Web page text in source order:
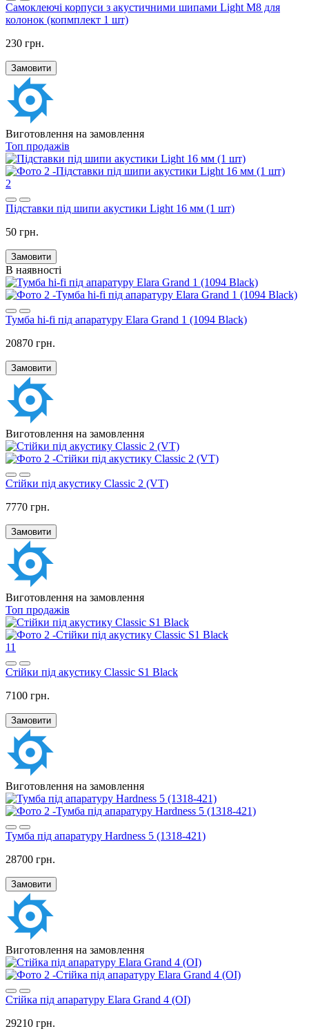
Самоклеючі корпуси з акустичними шипами Light M8 для
колонок (копмплект 1 шт)
230 грн.
Замовити
Виготовлення на замовлення
Топ продажів
2
Підставки під шипи акустики Light 16 мм (1 шт)
50 грн.
Замовити
В наявності
Тумба hi-fi під апаратуру Elara Grand 1 (1094 Black)
20870 грн.
Замовити
Виготовлення на замовлення
Стійки під акустику Classic 2 (VT)
7770 грн.
Замовити
Виготовлення на замовлення
Топ продажів
11
Стійки під акустику Classic S1 Black
7100 грн.
Замовити
Виготовлення на замовлення
Тумба під апаратуру Hardness 5 (1318-421)
28700 грн.
Замовити
Виготовлення на замовлення
Стійка під апаратуру Elara Grand 4 (OI)
29210 грн.